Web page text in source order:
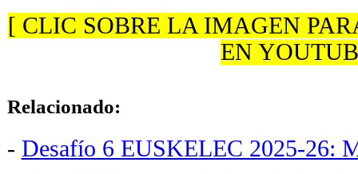
[ CLIC SOBRE LA IMAGEN
EN
Relacionado:
- Desafío 6 EUSKELEC 2025-26: